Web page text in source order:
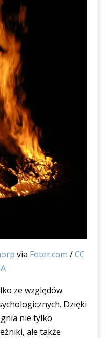
via Foter.com /CC
ze względów
Dzięki
nie tylko
ale także